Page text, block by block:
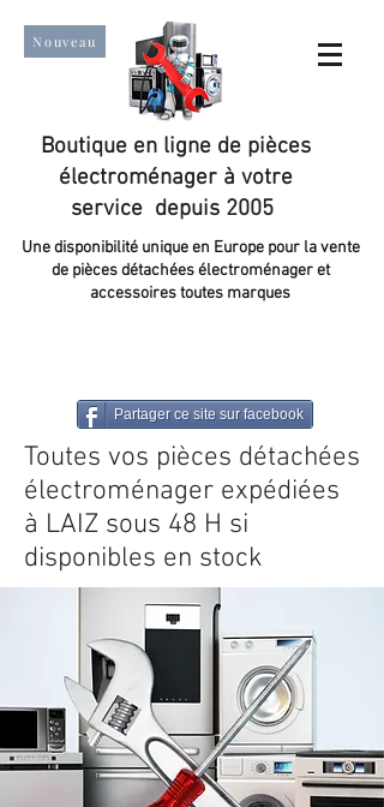
Nouveau
Boutique en ligne de pièces
électroménager à votre
service depuis 2005
Une disponibilité unique en Europe pour la vente
de pièces détachées électroménager et
accessoires toutes marques
Partager ce site sur facebook
Toutes vos pièces détachées
électroménager expédiées
à LAIZ sous 48 H si
disponibles en stock